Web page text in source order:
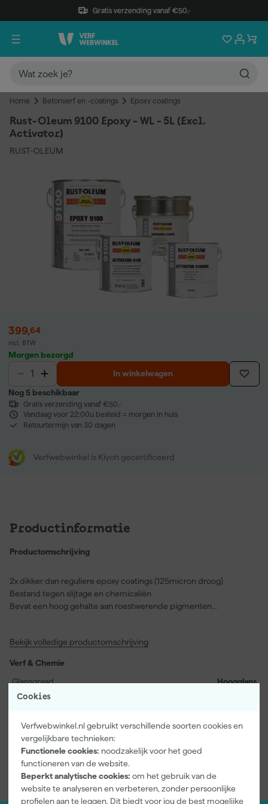
Gratis verzending vanaf €50,-
Home Betonverf en -coatings Epoxy coatings
Cookies
Verfwebwinkel.nl gebruikt verschillende soorten cookies en
vergelijkbare technieken:
Functionele cookies: noodzakelijk voor het goed
functioneren van de website.
Beperkt analytische cookies: om het gebruik van de
website te analyseren en verbeteren, zonder persoonlijke
profielen aan te leggen. Dit biedt voor jou de best mogelijke
Rust-Oleum 9100 Epoxy - WL - 5L (Excl.
Activator)
RUST-OLEUM
399,64
incl. BTW
Morgen bezorgd
In winkelwagen
Nog 5 beschikbaar
Gratis verzending vanaf €50,-
Vandaag voor 22:00u besteld = morgen in huis
Retourtermijn van 30 dagen
Verfwebwinkel is Kiyoh gecertificeerd
Productinformatie
Productomschrijving
2x dikker dan reguliere epoxy coatings (125micron droog)
Bestand tegen slijtage en chemicaliën
Bevat een hoog gehalte aan roestwerende pigmenten
Zeer goede dekkracht zelfs met één laag
Verpakking: blik
Bekijk volledige productomschrijving
Verf & Chemie
Glansgraad
Hoogglans
Hoofdkleur
Bekijk alle kenmerken